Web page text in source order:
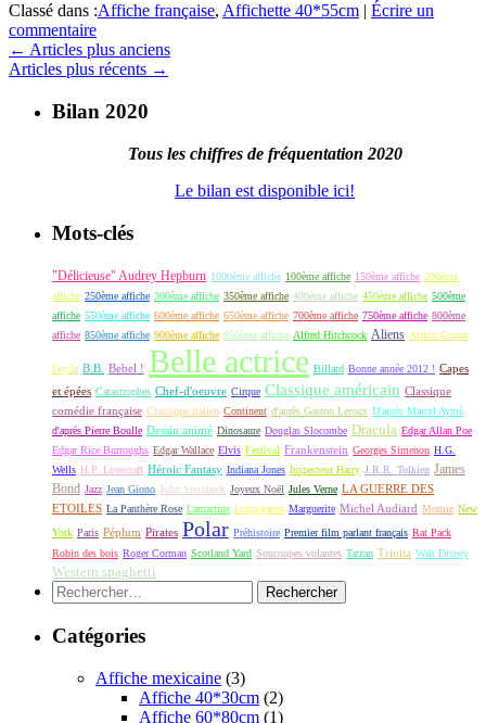
Classé dans :Affiche française, Affichette 40*55cm | Écrire un
commentaire
Navigation
au
sein
← Articles plus anciens
Articles plus récents →
Bilan 2020
Tous les chiffres de fréquentation 2020
Le bilan est disponible ici!
Mots-clés
"Délicieuse" Audrey Hepburn 1000ème affiche 100ème affiche 150ème affiche 200ème
affiche 250ème affiche 300ème affiche 350ème affiche 400ème affiche 450ème affiche 500ème
affiche 550ème affiche 600ème affiche 650ème affiche 700ème affiche 750ème affiche 800ème
affiche 850ème affiche 900ème affiche 950ème affiche Alfred Hitchcock Aliens Arthur Conan
Doyle B.B. Bebel ! Belle actrice Billard Bonne année 2012 ! Capes
et épées Catastrophes Chef-d'oeuvre Cirque Classique américain Classique
comédie française Classique italien Continent d'après Gaston Leroux D'après Marcel Aymé
d'après Pierre Boulle Dessin animé Dinosaure Douglas Slocombe Dracula Edgar Allan Poe
Edgar Rice Burroughs Edgar Wallace Elvis Festival Frankenstein Georges Simenon H.G.
Wells H.P. Lovecraft Héroic Fantasy Indiana Jones Inspecteur Harry J.R.R. Tolkien James
Bond Jazz Jean Giono John Steinbeck Joyeux Noël Jules Verne LA GUERRE DES
ETOILES La Panthère Rose Lamartine Loup-garou Marguerite Michel Audiard Momie New
York Paris Péplum Pirates Polar Préhistoire Premier film parlant français Rat Pack
Robin des bois Roger Corman Scotland Yard Soucoupes volantes Tarzan Trinita Walt Disney
Western spaghetti
Rechercher :
Catégories
Affiche mexicaine (3)
Affiche 40*30cm (2)
Affiche 60*80cm (1)